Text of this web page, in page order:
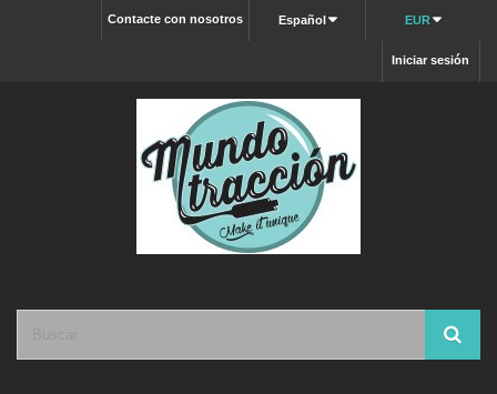
EUR
Español
Contacte con nosotros
Iniciar sesión